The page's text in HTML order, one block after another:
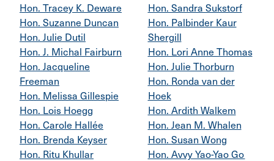
Hon. Tracey K. Deware
Hon. Suzanne Duncan
Hon. Julie Dutil
Hon. J. Michal Fairburn
Hon. Jacqueline
Freeman
Hon. Melissa Gillespie
Hon. Lois Hoegg
Hon. Carole Hallée
Hon. Brenda Keyser
Hon. Ritu Khullar
Hon. Sandra Sukstorf
Hon. Palbinder Kaur
Shergill
Hon. Lori Anne Thomas
Hon. Julie Thorburn
Hon. Ronda van der
Hoek
Hon. Ardith Walkem
Hon. Jean M. Whalen
Hon. Susan Wong
Hon. Avvy Yao-Yao Go